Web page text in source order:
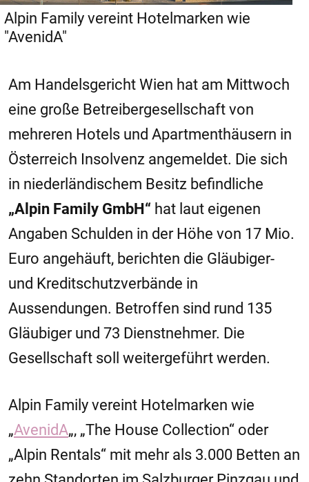
Alpin Family vereint Hotelmarken wie
"AvenidA"
Am Handelsgericht Wien hat am Mittwoch
eine große Betreibergesellschaft von
mehreren Hotels und Apartmenthäusern in
Österreich Insolvenz angemeldet. Die sich
in niederländischem Besitz befindliche
„Alpin Family GmbH“ hat laut eigenen
Angaben Schulden in der Höhe von 17 Mio.
Euro angehäuft, berichten die Gläubiger-
und Kreditschutzverbände in
Aussendungen. Betroffen sind rund 135
Gläubiger und 73 Dienstnehmer. Die
Gesellschaft soll weitergeführt werden.
Alpin Family vereint Hotelmarken wie
„AvenidA„, „The House Collection“ oder
„Alpin Rentals“ mit mehr als 3.000 Betten an